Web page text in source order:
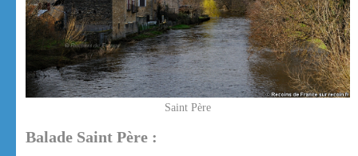
Saint Père
Balade Saint Père :